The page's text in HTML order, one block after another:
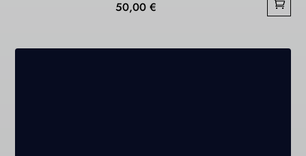
50,00 €